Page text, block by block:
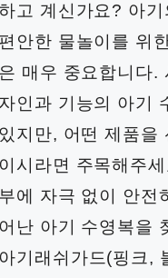
고 계신가요? 아기
안한 물놀이를 위
매우 중요합니다.
인과 기능의 아기
지만, 어떤 제품을
시라면 주목해주
에 자극 없이 안전
난 아기 수영복을
기래쉬가드(핑크,